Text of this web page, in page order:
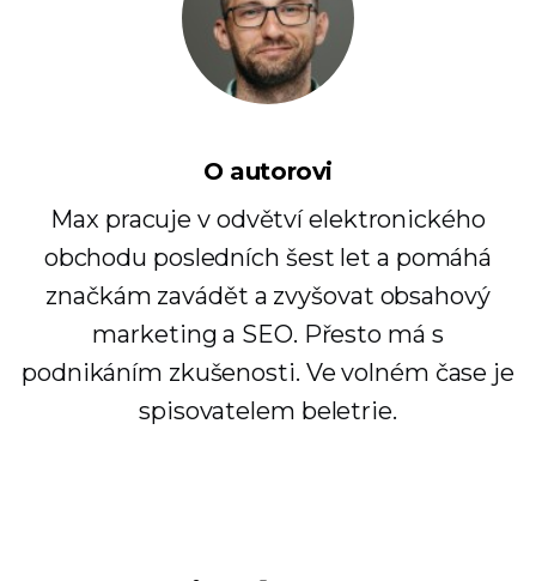
O autorovi
Max pracuje v odvětví elektronického
obchodu posledních šest let a pomáhá
značkám zavádět a zvyšovat obsahový
marketing a SEO. Přesto má s
podnikáním zkušenosti. Ve volném čase je
spisovatelem beletrie.